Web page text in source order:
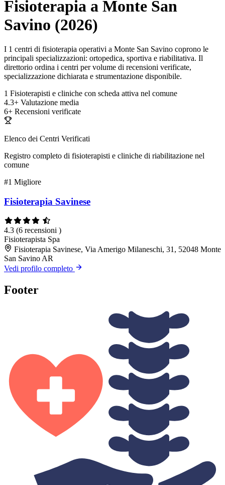
Fisioterapia a Monte San
Savino (2026)
I 1 centri di fisioterapia operativi a Monte San Savino coprono le
principali specializzazioni: ortopedica, sportiva e riabilitativa. Il
direttorio ordina i centri per volume di recensioni verificate,
specializzazione dichiarata e strumentazione disponibile.
1 Fisioterapisti e cliniche con scheda attiva nel comune
4.3+ Valutazione media
6+ Recensioni verificate
Elenco dei Centri Verificati
Registro completo di fisioterapisti e cliniche di riabilitazione nel
comune
#1 Migliore
Fisioterapia Savinese
4.3 (6 recensioni )
Fisioterapista Spa
Fisioterapia Savinese, Via Amerigo Milaneschi, 31, 52048 Monte
San Savino AR
Vedi profilo completo
Footer